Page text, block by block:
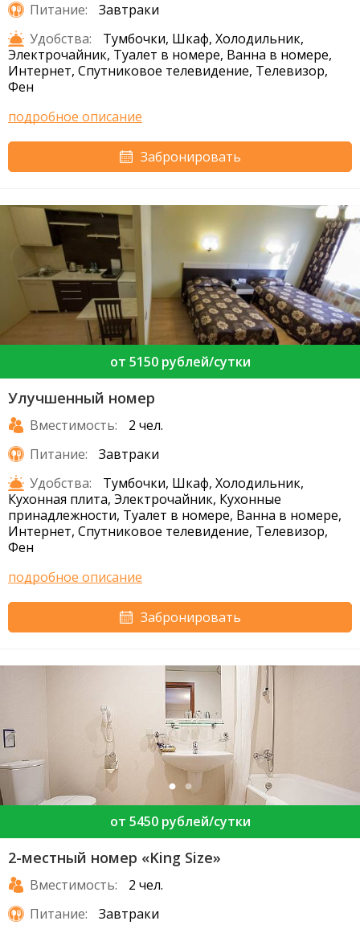
Питание:
Завтраки
Удобства:
Тумбочки, Шкаф, Холодильник,
Электрочайник, Туалет в номере, Ванна в номере,
Интернет, Спутниковое телевидение, Телевизор,
Фен
подробное описание
Забронировать
от 5150 рублей/сутки
Улучшенный номер
Вместимость:
2 чел.
Питание:
Завтраки
Удобства:
Тумбочки, Шкаф, Холодильник,
Кухонная плита, Электрочайник, Кухонные
принадлежности, Туалет в номере, Ванна в номере,
Интернет, Спутниковое телевидение, Телевизор,
Фен
подробное описание
Забронировать
от 5450 рублей/сутки
2-местный номер «King Size»
Вместимость:
2 чел.
Питание:
Завтраки